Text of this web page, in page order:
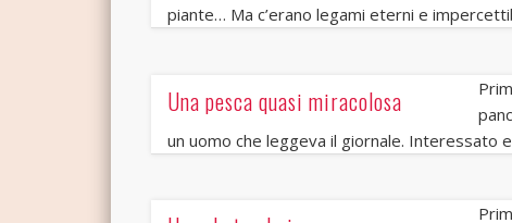
piante… Ma c’erano legami eterni e
Una pesca quasi miracolosa
un uomo che leggeva il giornale. Interessato